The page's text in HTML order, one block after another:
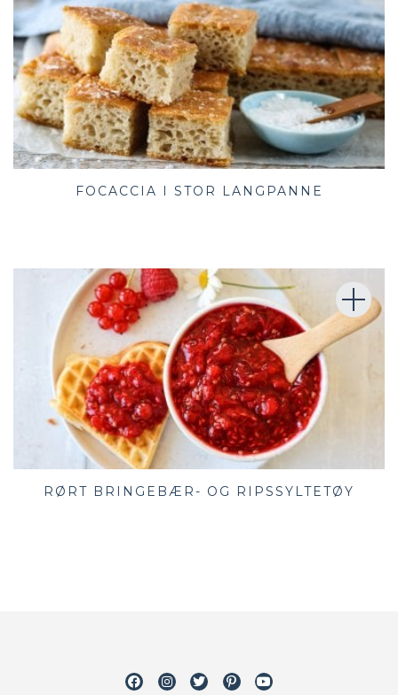
FOCACCIA I STOR LANGPANNE
RØRT BRINGEBÆR- OG RIPSSYLTETØY
FacebookInstagram
TwitterPinterestYoutube